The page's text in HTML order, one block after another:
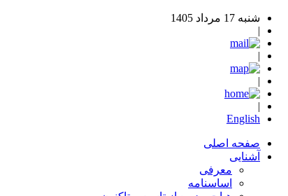
شنبه 17 مرداد 1405
|
|
|
|
English
صفحه اصلی
آشنایی
معرفی
اساسنامه